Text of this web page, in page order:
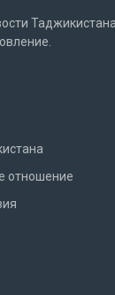
отношение